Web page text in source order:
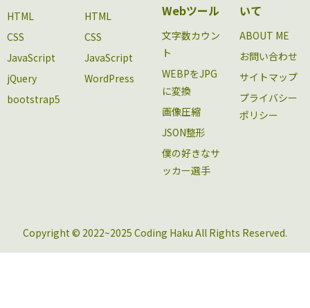
HTML
CSS
JavaScript
jQuery
bootstrap5
HTML
CSS
JavaScript
WordPress
Webツール
文字数カウン
ト
WEBPをJPG
に変換
画像圧縮
JSON整形
僕の好きなサ
ッカー選手
いて
ABOUT ME
お問い合わせ
サイトマップ
プライバシー
ポリシー
Copyright © 2022~2025 Coding Haku All Rights Reserved.